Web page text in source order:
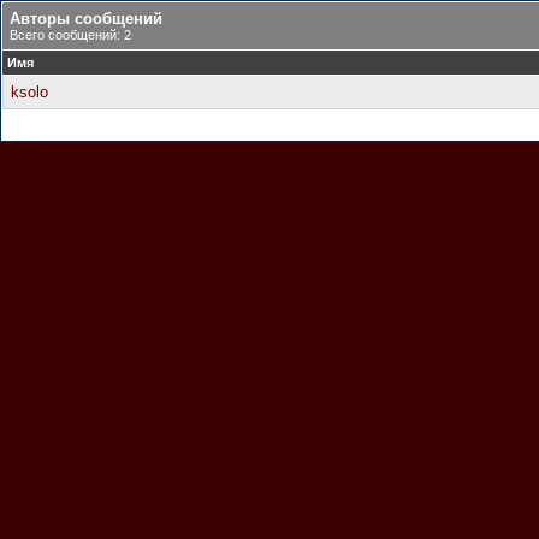
Авторы сообщений
Всего сообщений: 2
Имя
ksolo